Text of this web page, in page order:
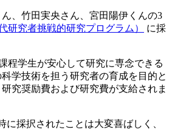
、竹田実央さん、宮田陽伊くんの3
研究者挑戦的研究プログラム）
に採
程学生が安心して研究に専念できる
学技術を担う研究者の育成を目的と
究奨励費および研究費が支給されま
に採択されたことは大変喜ばしく、